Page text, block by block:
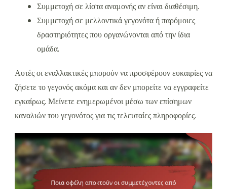
Συμμετοχή σε λίστα αναμονής αν είναι διαθέσιμη.
Συμμετοχή σε μελλοντικά γεγονότα ή παρόμοιες
δραστηριότητες που οργανώνονται από την ίδια
ομάδα.
Αυτές οι εναλλακτικές μπορούν να προσφέρουν ευκαιρίες να
ζήσετε το γεγονός ακόμα και αν δεν μπορείτε να εγγραφείτε
εγκαίρως. Μείνετε ενημερωμένοι μέσω των επίσημων
καναλιών του γεγονότος για τις τελευταίες πληροφορίες.